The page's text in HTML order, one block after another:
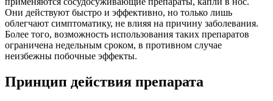
Они действуют быстро и эффективно, но только лишь
облегчают симптоматику, не влияя на причину заболевания.
Более того, возможность использования таких препаратов
ограничена недельным сроком, в противном случае
неизбежны побочные эффекты.
Принцип действия препарата